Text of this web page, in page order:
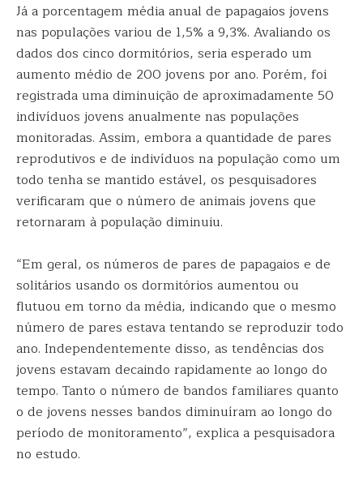
Já a porcentagem média anual de papagaios jovens
nas populações variou de 1,5% a 9,3%. Avaliando os
dados dos cinco dormitórios, seria esperado um
aumento médio de 200 jovens por ano. Porém, foi
registrada uma diminuição de aproximadamente 50
indivíduos jovens anualmente nas populações
monitoradas. Assim, embora a quantidade de pares
reprodutivos e de indivíduos na população como um
todo tenha se mantido estável, os pesquisadores
verificaram que o número de animais jovens que
retornaram à população diminuiu.
“Em geral, os números de pares de papagaios e de
solitários usando os dormitórios aumentou ou
flutuou em torno da média, indicando que o mesmo
número de pares estava tentando se reproduzir todo
ano. Independentemente disso, as tendências dos
jovens estavam decaindo rapidamente ao longo do
tempo. Tanto o número de bandos familiares quanto
o de jovens nesses bandos diminuíram ao longo do
período de monitoramento”, explica a pesquisadora
no estudo.